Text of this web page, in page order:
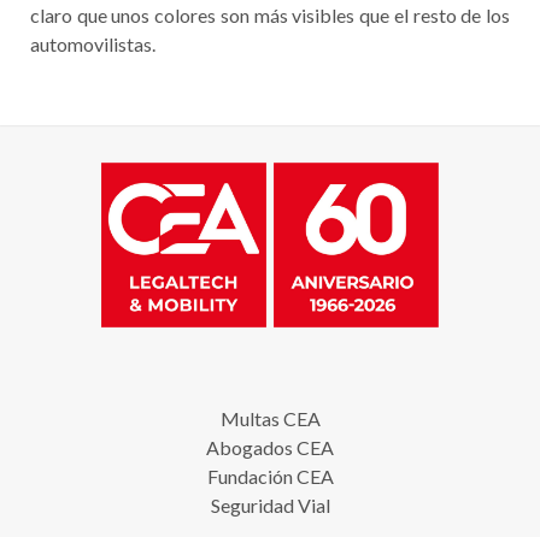
claro que unos colores son más visibles que el resto de los
automovilistas.
Multas CEA
Abogados CEA
Fundación CEA
Seguridad Vial